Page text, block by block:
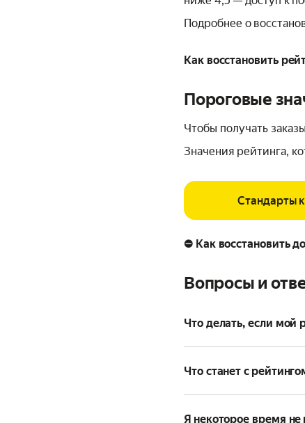
Подробнее о
Как восстановить
Пороговые
Чтобы получать
Значения рейтинга,
Стандарты
⛔ Как восстановить
Вопросы и
Что делать, если мой
Что станет с
Я некоторое время